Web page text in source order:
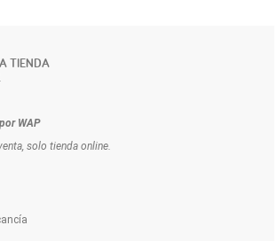
TIENDA
WAP
solo tienda online.